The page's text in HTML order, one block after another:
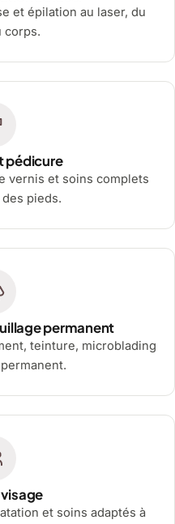
et épilation au laser, du
corps.
pédicure
vernis et soins complets
pieds.
permanent
teinture, microblading
et soins adaptés à